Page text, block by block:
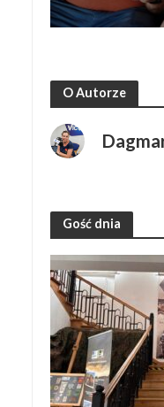
O Autorze
Gość dnia